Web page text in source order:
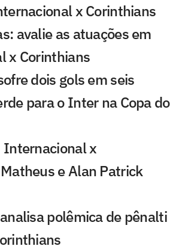
x Corinthians
avalie as atuações em
x Corinthians
dois gols em seis
para o Inter na Copa do
Internacional x
e Alan Patrick
polêmica de pênalti